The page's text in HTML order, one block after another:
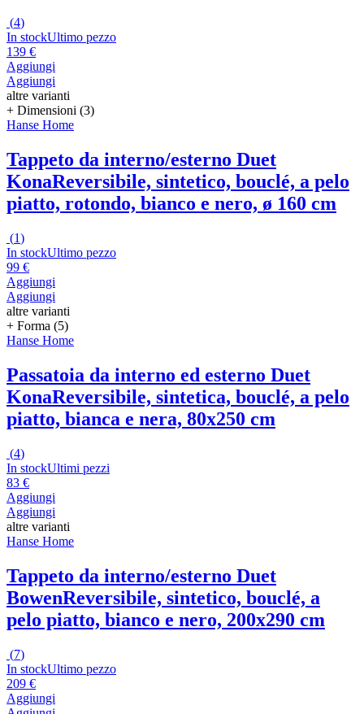
(4)
In stockUltimo pezzo
139 €
Aggiungi
Aggiungi
altre varianti
+ Dimensioni (3)
Hanse Home
Tappeto da interno/esterno Duet
KonaReversibile, sintetico, bouclé, a pelo
piatto, rotondo, bianco e nero, ø 160 cm
(1)
In stockUltimo pezzo
99 €
Aggiungi
Aggiungi
altre varianti
+ Forma (5)
Hanse Home
Passatoia da interno ed esterno Duet
KonaReversibile, sintetica, bouclé, a pelo
piatto, bianca e nera, 80x250 cm
(4)
In stockUltimi pezzi
83 €
Aggiungi
Aggiungi
altre varianti
Hanse Home
Tappeto da interno/esterno Duet
BowenReversibile, sintetico, bouclé, a
pelo piatto, bianco e nero, 200x290 cm
(7)
In stockUltimo pezzo
209 €
Aggiungi